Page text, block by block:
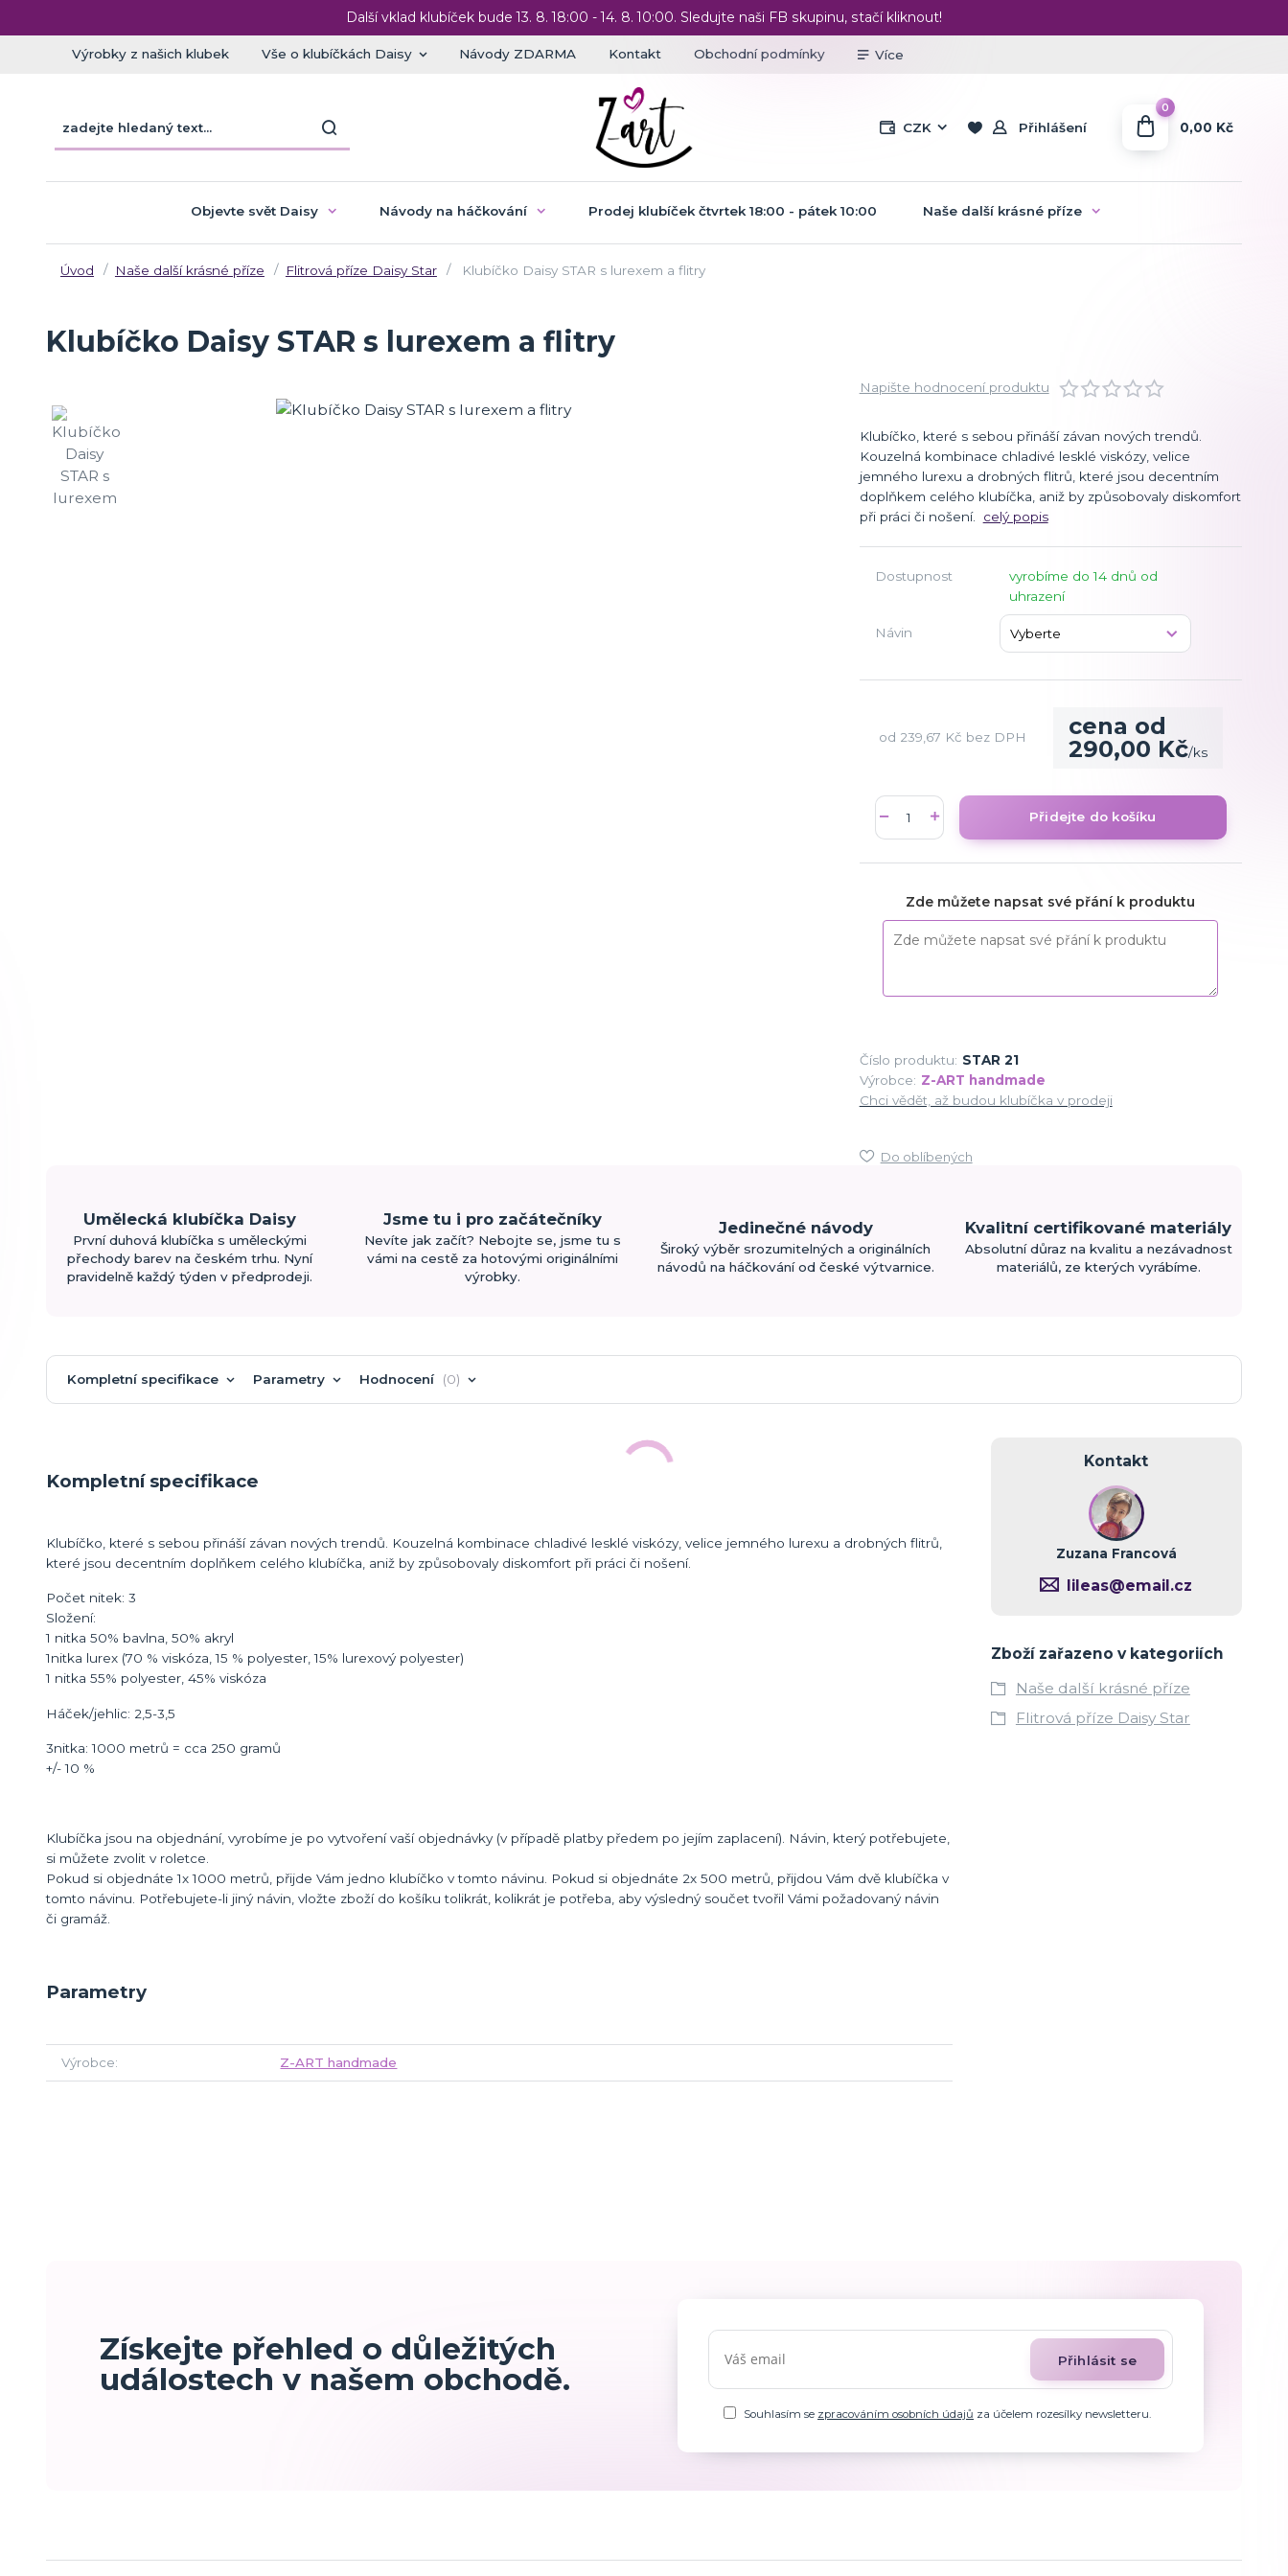
Další vklad klubíček bude 13. 8. 18:00 - 14. 8. 10:00. Sledujte naši FB skupinu, stačí kliknout!
Výrobky z našich klubek Vše o klubíčkách Daisy Návody ZDARMA Kontakt Obchodní podmínky Více
CZK Přihlášení
0
0,00 Kč
Objevte svět Daisy Návody na háčkování Prodej klubíček čtvrtek 18:00 - pátek 10:00 Naše další krásné příze
Úvod Naše další krásné příze Flitrová příze Daisy Star Klubíčko Daisy STAR s lurexem a flitry
Klubíčko Daisy STAR s lurexem a flitry
Napište hodnocení produktu
Klubíčko, které s sebou přináší závan nových trendů.
Kouzelná kombinace chladivé lesklé viskózy, velice
jemného lurexu a drobných flitrů, které jsou decentním
doplňkem celého klubíčka, aniž by způsobovaly diskomfort
při práci či nošení. celý popis
Dostupnost
vyrobíme do 14 dnů od
uhrazení
Návin
cena od
290,00 Kč/ks
od 239,67 Kč bez DPH
Přidejte do košíku
Zde můžete napsat své přání k produktu
Číslo produktu: STAR 21
Výrobce: Z-ART handmade
Chci vědět, až budou klubíčka v prodeji
Do oblíbených
Umělecká klubíčka Daisy
První duhová klubíčka s uměleckými
přechody barev na českém trhu. Nyní
pravidelně každý týden v předprodeji.
Jsme tu i pro začátečníky
Nevíte jak začít? Nebojte se, jsme tu s
vámi na cestě za hotovými originálními
výrobky.
Jedinečné návody
Široký výběr srozumitelných a originálních
návodů na háčkování od české výtvarnice.
Kvalitní certifikované materiály
Absolutní důraz na kvalitu a nezávadnost
materiálů, ze kterých vyrábíme.
Kompletní specifikace Parametry Hodnocení 0
Kompletní specifikace
Klubíčko, které s sebou přináší závan nových trendů. Kouzelná kombinace chladivé lesklé viskózy, velice jemného lurexu a drobných flitrů,
které jsou decentním doplňkem celého klubíčka, aniž by způsobovaly diskomfort při práci či nošení.
Počet nitek: 3
Složení:
1 nitka 50% bavlna, 50% akryl
1nitka lurex (70 % viskóza, 15 % polyester, 15% lurexový polyester)
1 nitka 55% polyester, 45% viskóza
Háček/jehlic: 2,5-3,5
3nitka: 1000 metrů = cca 250 gramů
+/- 10 %
Klubíčka jsou na objednání, vyrobíme je po vytvoření vaší objednávky (v případě platby předem po jejím zaplacení). Návin, který potřebujete,
si můžete zvolit v roletce.
Pokud si objednáte 1x 1000 metrů, přijde Vám jedno klubíčko v tomto návinu. Pokud si objednáte 2x 500 metrů, přijdou Vám dvě klubíčka v
tomto návinu. Potřebujete-li jiný návin, vložte zboží do košíku tolikrát, kolikrát je potřeba, aby výsledný součet tvořil Vámi požadovaný návin
či gramáž.
Parametry
Výrobce Z-ART handmade
Kontakt
Zuzana Francová
lileas@email.cz
Zboží zařazeno v kategoriích
Naše další krásné příze
Flitrová příze Daisy Star
Získejte přehled o důležitých
událostech v našem obchodě.
Přihlásit se
Souhlasím se zpracováním osobních údajů za účelem rozesílky newsletteru.